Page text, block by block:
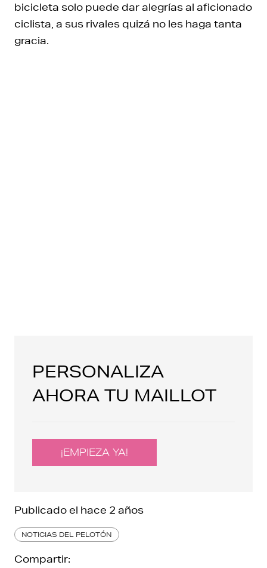
bicicleta solo puede dar alegrías al aficionado
ciclista, a sus rivales quizá no les haga tanta
gracia.
PERSONALIZA
AHORA TU MAILLOT
¡EMPIEZA YA!
Publicado el hace 2 años
NOTICIAS DEL PELOTÓN
Compartir: